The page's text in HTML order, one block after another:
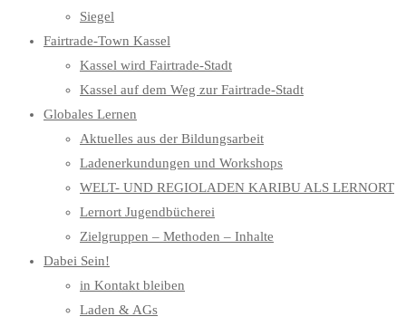
Siegel
Fairtrade-Town Kassel
Kassel wird Fairtrade-Stadt
Kassel auf dem Weg zur Fairtrade-Stadt
Globales Lernen
Aktuelles aus der Bildungsarbeit
Ladenerkundungen und Workshops
WELT- UND REGIOLADEN KARIBU ALS LERNORT
Lernort Jugendbücherei
Zielgruppen – Methoden – Inhalte
Dabei Sein!
in Kontakt bleiben
Laden & AGs